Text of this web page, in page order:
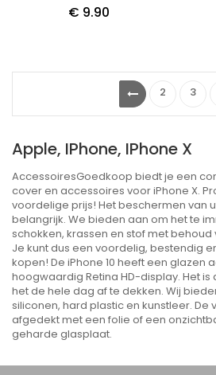
€ 9.90
2 3
Apple, IPhone, IPhone X
AccessoiresGoedkoop biedt je een
cover en accessoires voor iPhone X.
voordelige prijs! Het beschermen van
belangrijk. We bieden aan om het te
schokken, krassen en stof met behoud
Je kunt dus een voordelig, bestendig
kopen! De iPhone 10 heeft een glazen
hoogwaardig Retina HD-display. Het
het de hele dag af te dekken. Wij
siliconen, hard plastic en kunstleer. De
afgedekt met een folie of een
geharde glasplaat.